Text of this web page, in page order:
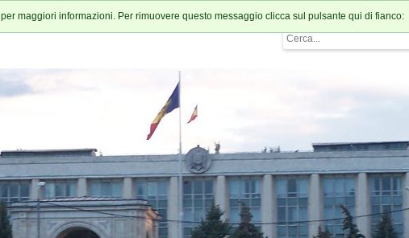
per maggiori informazioni. Per rimuovere questo messaggio clicca sul pulsante qui di fianco: